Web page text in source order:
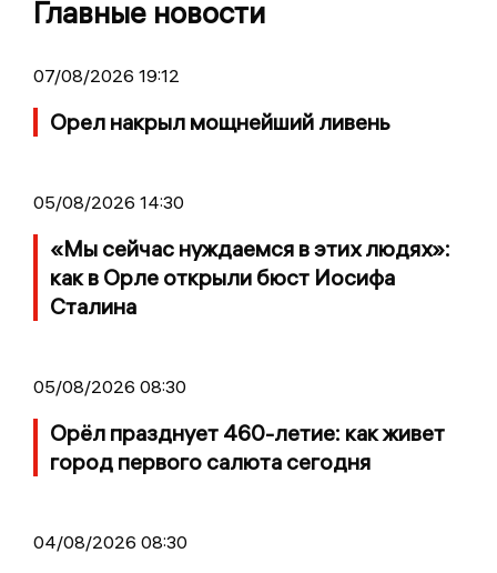
Главные новости
07/08/2026 19:12
Орел накрыл мощнейший ливень
05/08/2026 14:30
«Мы сейчас нуждаемся в этих людях»:
как в Орле открыли бюст Иосифа
Сталина
05/08/2026 08:30
Орёл празднует 460-летие: как живет
город первого салюта сегодня
04/08/2026 08:30